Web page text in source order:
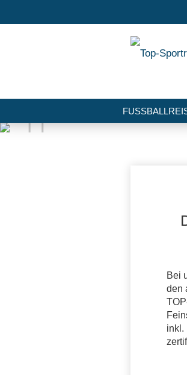
Bei
den
inkl.